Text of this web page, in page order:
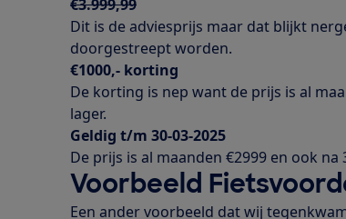
€3.999,99
Dit is de adviesprijs maar dat blijkt
doorgestreept worden.
€1000,- korting
De korting is nep want de prijs is al
lager.
Geldig t/m 30-03-2025
De prijs is al maanden €2999 en ook na
Voorbeeld
Een ander voorbeeld dat wij